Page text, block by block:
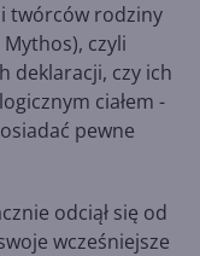
twórców rodziny
czyli
deklaracji, czy ich
ciałem -
pewne
odciął się od
wcześniejsze